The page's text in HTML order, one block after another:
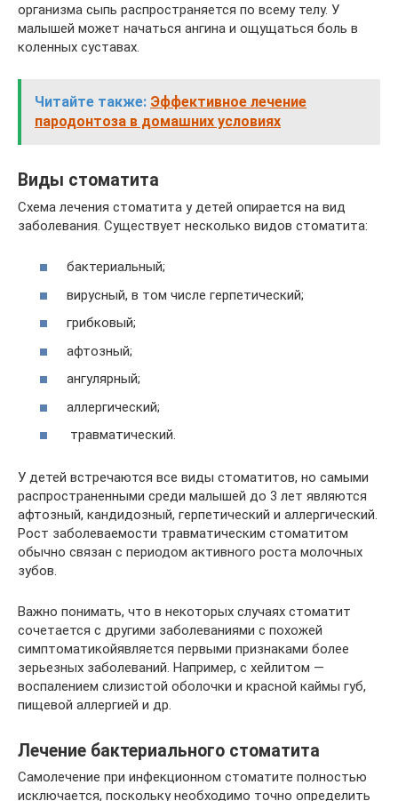
организма сыпь распространяется по всему телу. У
малышей может начаться ангина и ощущаться боль в
коленных суставах.
Читайте также: Эффективное лечение
пародонтоза в домашних условиях
Виды стоматита
Схема лечения стоматита у детей опирается на вид
заболевания. Существует несколько видов стоматита:
бактериальный;
вирусный, в том числе герпетический;
грибковый;
афтозный;
ангулярный;
аллергический;
травматический.
У детей встречаются все виды стоматитов, но самыми
распространенными среди малышей до 3 лет являются
афтозный, кандидозный, герпетический и аллергический.
Рост заболеваемости травматическим стоматитом
обычно связан с периодом активного роста молочных
зубов.
Важно понимать, что в некоторых случаях стоматит
сочетается с другими заболеваниями с похожей
симптоматикойявляется первыми признаками более
зерьезных заболеваний. Например, с хейлитом —
воспалением слизистой оболочки и красной каймы губ,
пищевой аллергией и др.
Лечение бактериального стоматита
Самолечение при инфекционном стоматите полностью
исключается, поскольку необходимо точно определить